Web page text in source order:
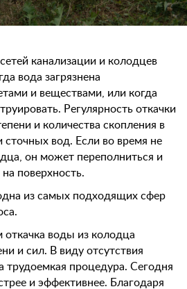
канализации и колодцев
вода загрязнена
и веществами, или когда
Регулярность откачки
и количества скопления в
вод. Если во время не
он может переполниться и
поверхность.
из самых подходящих сфер
воды из колодца
и сил. В виду отсутствия
трудоемкая процедура. Сегодня
и эффективнее. Благодаря